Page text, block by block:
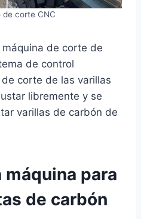
de corte CNC
de corte de
de control
corte de las varillas
libremente y se
varillas de carbón de
máquina para
de carbón